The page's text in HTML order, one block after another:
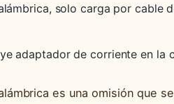
solo carga por cable
adaptador de corriente en la
es una omisión que